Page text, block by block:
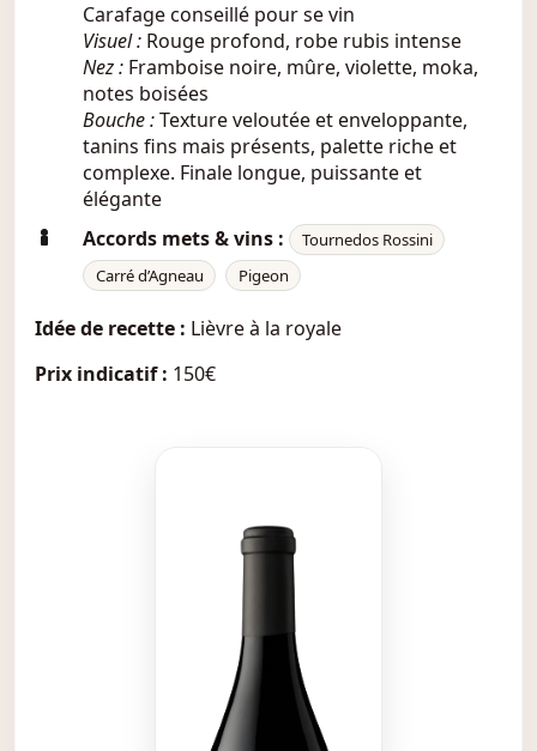
Carafage conseillé pour se vin
Visuel : Rouge profond, robe rubis intense
Nez : Framboise noire, mûre, violette, moka,
notes boisées
Bouche :Texture veloutée et enveloppante,
tanins fins mais présents, palette riche et
complexe. Finale longue, puissante et
élégante
Accords mets & vins :
Tournedos Rossini
Carré d’Agneau
Pigeon
Idée de recette : Lièvre à la royale
Prix indicatif : 150€